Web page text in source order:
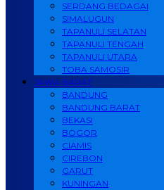
SERDANG BEDAGAI
SIMALUGUN
TAPANULI SELATAN
TAPANULI TENGAH
TAPANULI UTARA
TOBA SAMOSIR
JAWA BARAT
BANDUNG
BANDUNG BARAT
BEKASI
BOGOR
CIAMIS
CIREBON
GARUT
KUNINGAN